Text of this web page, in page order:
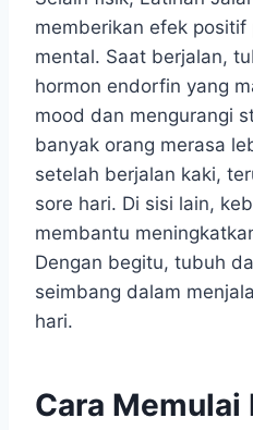
memberikan efek positif
mental. Saat berjalan,
hormon endorfin yang
mood dan mengurangi
banyak orang merasa
setelah berjalan kaki,
sore hari. Di sisi lain,
membantu
Dengan begitu, tubuh
seimbang dalam
hari.
Cara Memulai